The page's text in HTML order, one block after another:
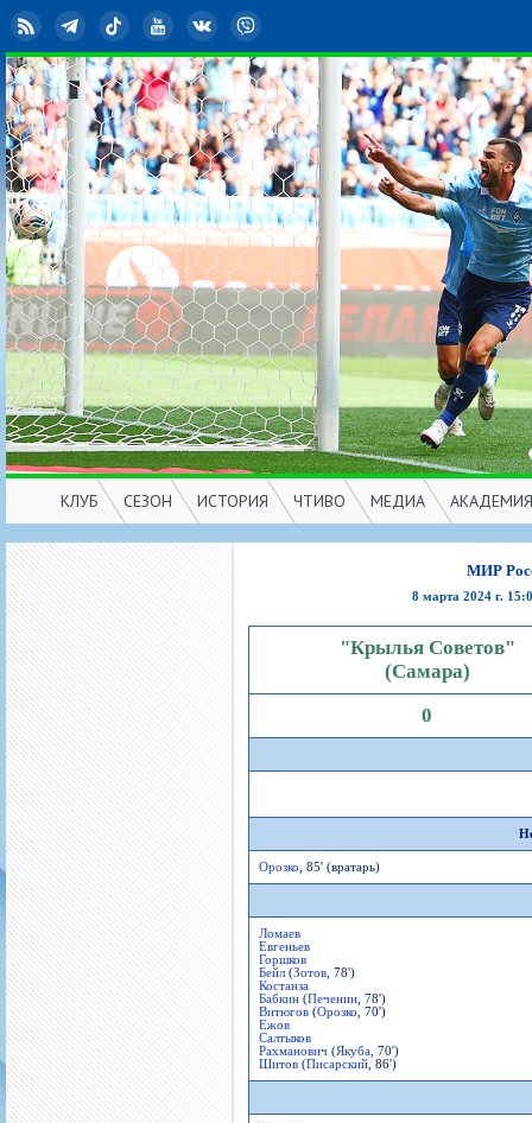
RSS TelegramTikTok YouTubeВКонтакте
КЛУБ
Игроки
Тренерско-административный состав
Руководство
Фонд поддержки
Контакты
Солидарность Самара Арена
Закупки
Вакансии
Документы
СЕЗОН
РПЛ
Крылья Советов-2
ИСТОРИЯ
Чемпионат СССР
Кубок России
Кубок Интертото УЕФА
Игроки
Ветераны
Стадион "Металлург"
ЧТИВО
Пресса
МЕДИА
Фото
Крылья Советов -
Трансляции матчей
Прочее
АКАДЕМИЯ
МИР
8 марта 2024 г.
"Крылья Советов"
(Самара)
0
Орозко , 85' (вратарь)
Ломаев
Евгеньев
Горшков
Бейл (Зотов , 78')
Костанза
Бабкин (Печенин , 78')
Витюгов (Орозко , 70')
Ежов
Салтыков
Рахманович (Якуба , 70')
Шитов (Писарский , 86')